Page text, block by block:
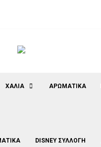
ΧΑΛΙΑ ΑΡΩΜΑΤΙΚΑ
DISNEY ΣΥΛΛΟΓΗ